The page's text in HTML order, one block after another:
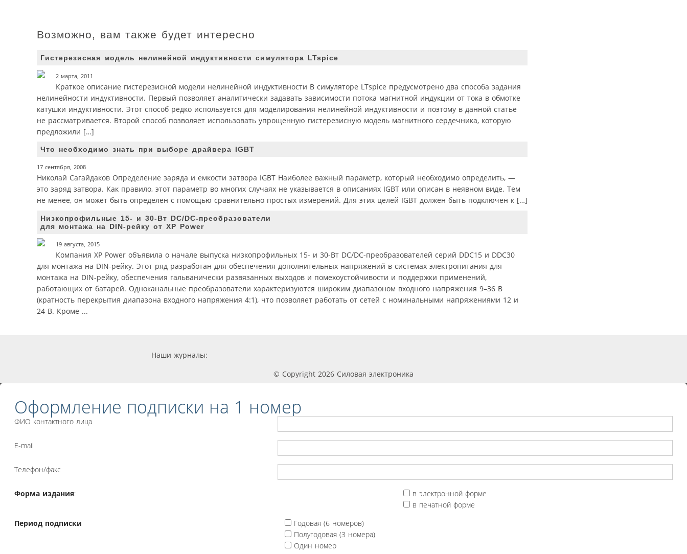
Возможно, вам также будет интересно
Гистерезисная модель нелинейной индуктивности симулятора LTspice
2 марта, 2011
Краткое описание гистерезисной модели нелинейной индуктивности В симуляторе LTspice предусмотрено два способа задания
нелинейности индуктивности. Первый позволяет аналитически задавать зависимости потока магнитной индукции от тока в обмотке
катушки индуктивности. Этот способ редко используется для моделирования нелинейной индуктивности и поэтому в данной статье
не рассматривается. Второй способ позволяет использовать упрощенную гистерезисную модель магнитного сердечника, которую
предложили […]
Что необходимо знать при выборе драйвера IGBT
17 сентября, 2008
Николай Сагайдаков Определение заряда и емкости затвора IGBT Наиболее важный параметр, который необходимо определить, —
это заряд затвора. Как правило, этот параметр во многих случаях не указывается в описаниях IGBT или описан в неявном виде. Тем
не менее, он может быть определен с помощью сравнительно простых измерений. Для этих целей IGBT должен быть подключен к […]
Низкопрофильные 15- и 30-Вт DC/DC-преобразователи
для монтажа на DIN-рейку от XP Power
19 августа, 2015
Компания XP Power объявила о начале выпуска низкопрофильных 15- и 30-Вт DC/DC-преобразователей серий DDC15 и DDC30
для монтажа на DIN-рейку. Этот ряд разработан для обеспечения дополнительных напряжений в системах электропитания для
монтажа на DIN-рейку, обеспечения гальванически развязанных выходов и помехоустойчивости и поддержки применений,
работающих от батарей. Одноканальные преобразователи характеризуются широким диапазоном входного напряжения 9–36 В
(кратность перекрытия диапазона входного напряжения 4:1), что позволяет работать от сетей с номинальными напряжениями 12 и
24 В. Кроме ...
Наши журналы:
© Copyright 2026 Силовая электроника
Оформление подписки на 1 номер
ФИО контактного лица
E-mail
Телефон/факс
Форма издания:
в электронной форме
в печатной форме
Период подписки
Годовая (6 номеров)
Полугодовая (3 номера)
Один номер